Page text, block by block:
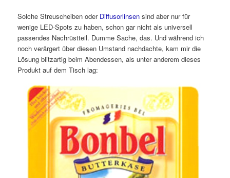
Solche Streuscheiben oder Diffusorlinsen sind aber nur für
wenige LED-Spots zu haben, schon gar nicht als universell
passendes Nachrüstteil. Dumme Sache, das. Und während ich
noch verärgert über diesen Umstand nachdachte, kam mir die
Lösung blitzartig beim Abendessen, als unter anderem dieses
Produkt auf dem Tisch lag: